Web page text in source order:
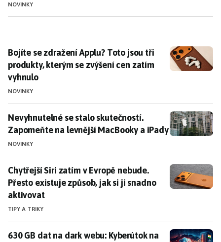
NOVINKY
Bojíte se zdražení Applu? Toto jsou tři produkty,
Bojíte se zdražení Applu? Toto jsou tři
produkty, kterým se zvýšení cen zatím
vyhnulo
NOVINKY
Nevyhnutelné se stalo skutečností. Zapomeňte na
Nevyhnutelné se stalo skutečností.
Zapomeňte na levnější MacBooky a iPady
NOVINKY
Chytřejší Siri zatím v Evropě nebude. Přesto existuje
Chytřejší Siri zatím v Evropě nebude.
Přesto existuje způsob, jak si ji snadno
aktivovat
TIPY A TRIKY
630 GB dat na dark webu: Kyberútok na Tata
630 GB dat na dark webu: Kyberútok na